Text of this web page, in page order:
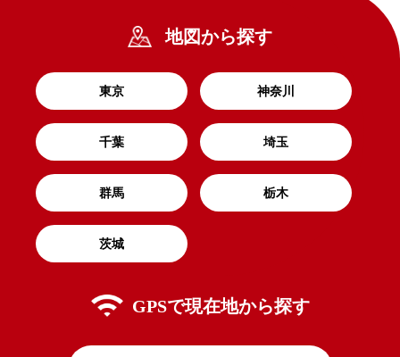
地図から探す
東京 神奈川
千葉 埼玉
群馬 栃木
茨城
GPSで現在地から探す